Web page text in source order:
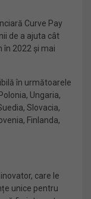
Curve Pay
de a ajuta cât
în 2022 și mai
în următoarele
Ungaria,
Slovacia,
Finlanda,
care le
unice pentru